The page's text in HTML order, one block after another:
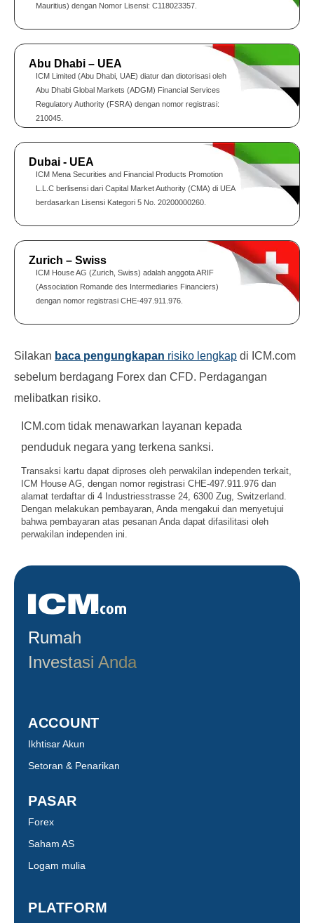
Mauritius) dengan Nomor Lisensi: C118023357.
Abu Dhabi – UEA
ICM Limited (Abu Dhabi, UAE) diatur dan diotorisasi oleh
Abu Dhabi Global Markets (ADGM) Financial Services
Regulatory Authority (FSRA) dengan nomor registrasi:
210045.
Dubai - UEA
ICM Mena Securities and Financial Products Promotion
L.L.C berlisensi dari Capital Market Authority (CMA) di UEA
berdasarkan Lisensi Kategori 5 No. 20200000260.
Zurich – Swiss
ICM House AG (Zurich, Swiss) adalah anggota ARIF
(Association Romande des Intermediaries Financiers)
dengan nomor registrasi CHE-497.911.976.
Silakan baca pengungkapan risiko lengkap di ICM.com
sebelum berdagang Forex dan CFD. Perdagangan
melibatkan risiko.
ICM.com tidak menawarkan layanan kepada
penduduk negara yang terkena sanksi.
Transaksi kartu dapat diproses oleh perwakilan independen terkait,
ICM House AG, dengan nomor registrasi CHE-497.911.976 dan
alamat terdaftar di 4 Industriesstrasse 24, 6300 Zug, Switzerland.
Dengan melakukan pembayaran, Anda mengakui dan menyetujui
bahwa pembayaran atas pesanan Anda dapat difasilitasi oleh
perwakilan independen ini.
Rumah
Investasi Anda
ACCOUNT
Ikhtisar Akun
Setoran & Penarikan
PASAR
Forex
Saham AS
Logam mulia
PLATFORM